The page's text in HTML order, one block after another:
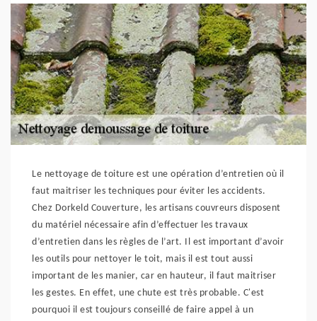
Le nettoyage de toiture est une opération d’entretien où il
faut maitriser les techniques pour éviter les accidents.
Chez Dorkeld Couverture, les artisans couvreurs disposent
du matériel nécessaire afin d’effectuer les travaux
d’entretien dans les règles de l’art. Il est important d’avoir
les outils pour nettoyer le toit, mais il est tout aussi
important de les manier, car en hauteur, il faut maitriser
les gestes. En effet, une chute est très probable. C'est
pourquoi il est toujours conseillé de faire appel à un